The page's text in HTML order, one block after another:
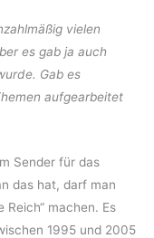
vielen
es gab ja auch
Gab es
aufgearbeitet
Sender für das
das hat, darf man
Reich“ machen. Es
1995 und 2005